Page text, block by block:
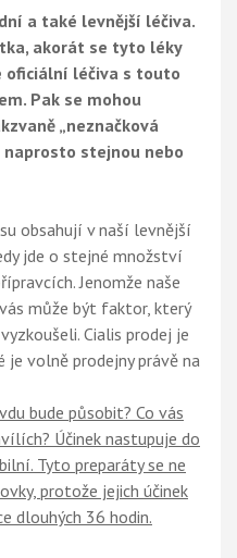
a také levnější léčiva.
akorát se tyto léky
oficiální léčiva s touto
Pak se mohou
„neznačková
stejnou nebo
obsahují v naší levnější
jde o stejné množství
Jenomže naše
může být faktor, který
Cialis prodej je
je volně prodejny právě na
bude působit? Co vás
Účinek nastupuje do
Tyto preparáty se ne
protože jejich účinek
dlouhých 36 hodin.